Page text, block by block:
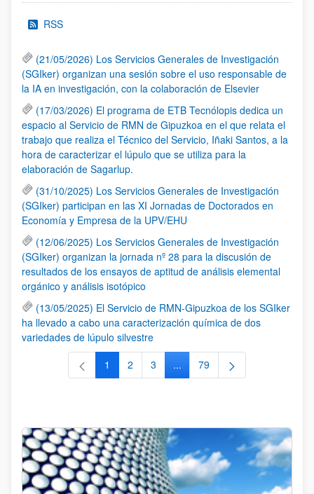
RSS
(21/05/2026) Los Servicios Generales de Investigación
(SGIker) organizan una sesión sobre el uso responsable de
la IA en investigación, con la colaboración de Elsevier
(17/03/2026) El programa de ETB Tecnólopis dedica un
espacio al Servicio de RMN de Gipuzkoa en el que relata el
trabajo que realiza el Técnico del Servicio, Iñaki Santos, a la
hora de caracterizar el lúpulo que se utiliza para la
elaboración de Sagarlup.
(31/10/2025) Los Servicios Generales de Investigación
(SGIker) participan en las XI Jornadas de Doctorados en
Economía y Empresa de la UPV/EHU
(12/06/2025) Los Servicios Generales de Investigación
(SGIker) organizan la jornada nº 28 para la discusión de
resultados de los ensayos de aptitud de análisis elemental
orgánico y análisis isotópico
(13/05/2025) El Servicio de RMN-Gipuzkoa de los SGIker
ha llevado a cabo una caracterización química de dos
variedades de lúpulo silvestre
Página
1 Página
2 Página
3 ...Páginas intermedias Use TAB
Página
79